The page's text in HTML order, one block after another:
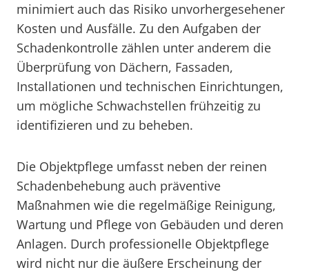
minimiert auch das Risiko unvorhergesehener
Kosten und Ausfälle. Zu den Aufgaben der
Schadenkontrolle zählen unter anderem die
Überprüfung von Dächern, Fassaden,
Installationen und technischen Einrichtungen,
um mögliche Schwachstellen frühzeitig zu
identifizieren und zu beheben.
Die Objektpflege umfasst neben der reinen
Schadenbehebung auch präventive
Maßnahmen wie die regelmäßige Reinigung,
Wartung und Pflege von Gebäuden und deren
Anlagen. Durch professionelle Objektpflege
wird nicht nur die äußere Erscheinung der